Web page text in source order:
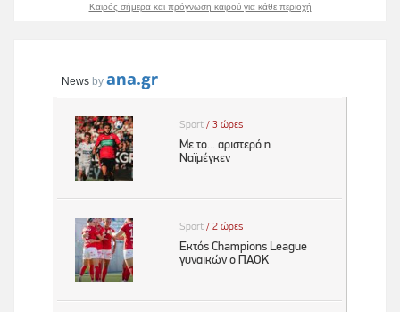
Καιρός σήμερα και πρόγνωση καιρού για κάθε περιοχή